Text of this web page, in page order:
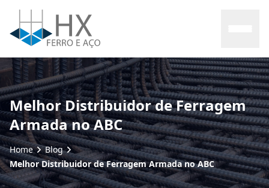
Home
Sobre nós
Produtos
Melhor Distribuidor de Ferragem
Armada no ABC
Home
Blog
Melhor Distribuidor de Ferragem Armada no ABC